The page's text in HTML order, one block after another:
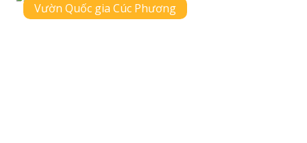
Vườn Quốc gia Cúc Phương